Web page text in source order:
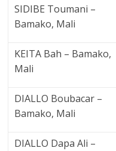
SIDIBE Toumani –
Bamako, Mali
KEITA Bah – Bamako,
Mali
DIALLO Boubacar –
Bamako, Mali
DIALLO Dapa Ali –